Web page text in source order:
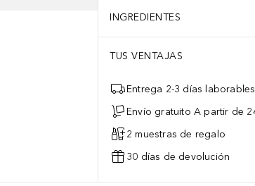
INGREDIENTES
TUS VENTAJAS
Entrega 2-3 días laborables
Envío gratuito A partir de
2 muestras de regalo
30 días de devolución